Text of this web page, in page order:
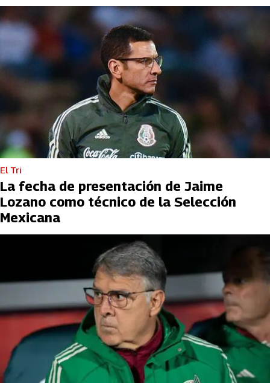
El Tri
La fecha de presentación de Jaime
Lozano como técnico de la Selección
Mexicana